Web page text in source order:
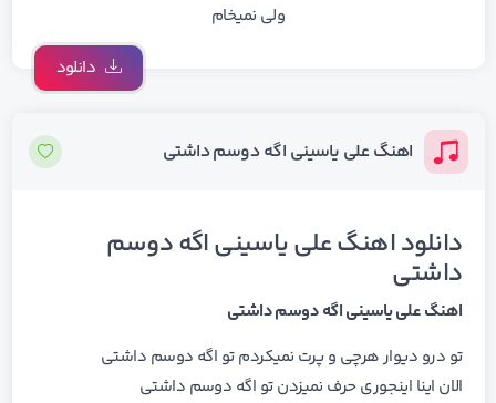
ولی نمیخام
دانلود
اهنگ علی یاسینی اگه دوسم داشتی
دانلود اهنگ علی یاسینی اگه دوسم
داشتی
اهنگ علی یاسینی اگه دوسم داشتی
تو درو دیوار هرچی و پرت نمیکردم تو اگه دوسم داشتی
الان اینا اینجوری حرف نمیزدن تو اگه دوسم داشتی